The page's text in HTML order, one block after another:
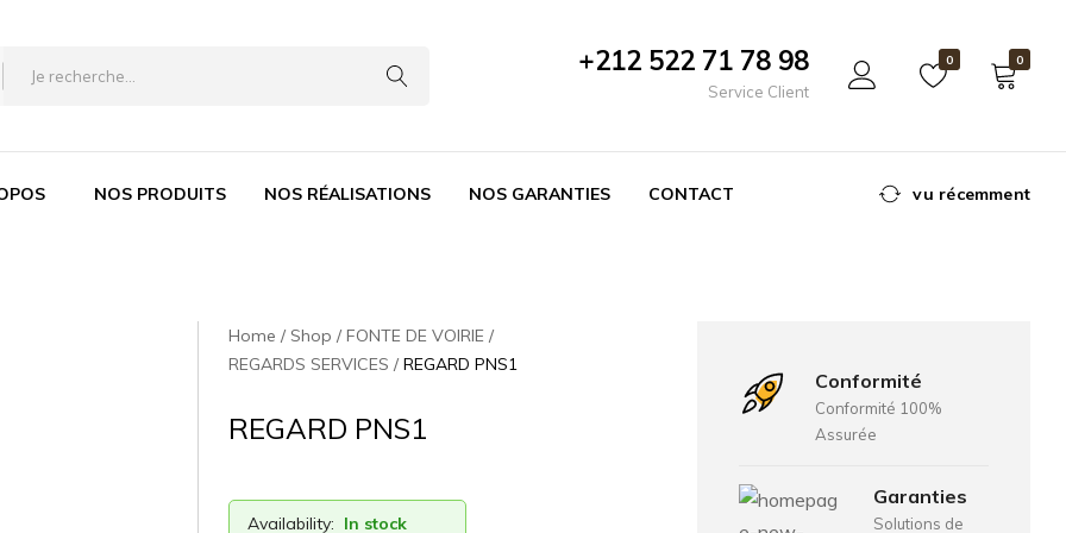
+212 522 71 78 98
Service Client
0 0
NOS PRODUITS NOS RÉALISATIONS NOS GARANTIES CONTACT vu récemment
Home Shop
FONTE DE VOIRIE
REGARDS SERVICES
REGARD PNS1
REGARD PNS1
Availability: In stock
Conformité
Conformité 100%
Assurée
Garanties
Solutions de